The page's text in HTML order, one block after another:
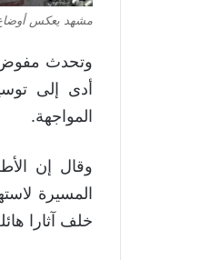
مشهد يعكس
وتحدث مفوض
أدى إلى
المواجهة.
وقال إن
المسيرة
خلف آثارا